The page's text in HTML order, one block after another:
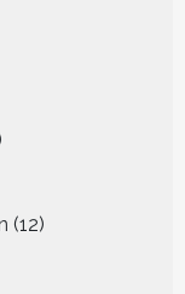
12
producten